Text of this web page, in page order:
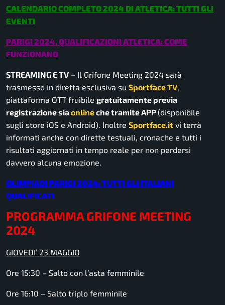
CALENDARIO COMPLETO 2024 DI ATLETICA: TUTTI GLI
EVENTI
PARIGI 2024, QUALIFICAZIONI ATLETICA: COME
FUNZIONANO
STREAMING E TV – Il Grifone Meeting 2024 sarà
trasmesso in diretta esclusiva su Sportface TV,
piattaforma OTT fruibile gratuitamente previa
registrazione siaonlineche tramite APP(disponibile
sugli store iOS e Android). Inoltre Sportface.it vi terrà
informati anche con dirette testuali, cronache e tutti i
risultati aggiornati in tempo reale per non perdersi
davvero alcuna emozione.
OLIMPIADI PARIGI 2024: TUTTI GLI ITALIANI
QUALIFICATI
PROGRAMMA GRIFONE MEETING
2024
GIOVEDI’ 23 MAGGIO
Ore 15:30 – Salto con l’asta femminile
Ore 16:10 – Salto triplo femminile